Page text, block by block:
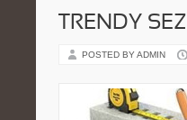
TRENDY
POSTED BY ADMIN